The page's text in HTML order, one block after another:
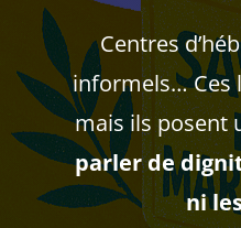
Centres
informels… Ces
mais ils posent
parler de
ni